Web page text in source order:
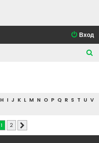
Вход
H I J K L M N O P Q R S T U V
1 2